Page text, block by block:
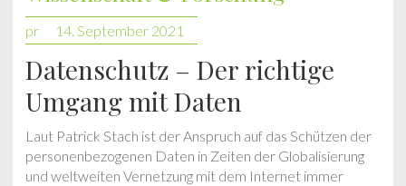
pr 14. September 2021
Datenschutz – Der richtige
Umgang mit Daten
Laut Patrick Stach ist der Anspruch auf das Schützen der
personenbezogenen Daten in Zeiten der Globalisierung
und weltweiten Vernetzung mit dem Internet immer